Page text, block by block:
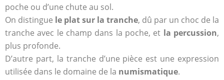
poche ou d’une chute au sol.
On distingue le plat sur la tranche, dû par un choc de la
tranche avec le champ dans la poche, et la percussion,
plus profonde.
D’autre part, la tranche d’une pièce est une expression
utilisée dans le domaine de la numismatique.